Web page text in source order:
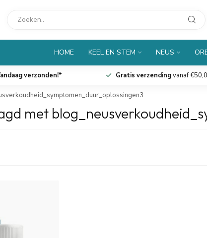
HOME KEEL EN STEM NEUS
verzonden!* Gratis verzendingvanaf
met